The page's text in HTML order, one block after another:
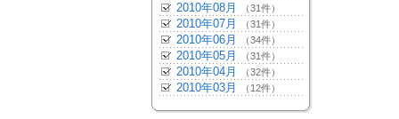
2010年08月 （31件）
2010年07月 （31件）
2010年06月 （34件）
2010年05月 （31件）
2010年04月 （32件）
2010年03月 （12件）